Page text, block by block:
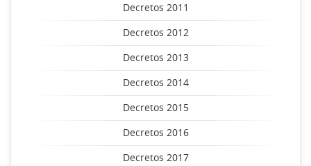
Decretos 2011
Decretos 2012
Decretos 2013
Decretos 2014
Decretos 2015
Decretos 2016
Decretos 2017